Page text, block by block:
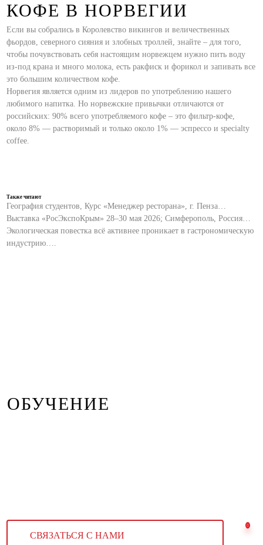
КОФЕ В НОРВЕГИИ
Если вы собрались в Королевство викингов и величественных
фьордов, северного сияния и злобных троллей, знайте – для того,
чтобы почувствовать себя настоящим норвежцем нужно пить воду
из-под крана и много молока, есть ракфиск и форикол и запивать все
это большим количеством кофе.
Норвегия является одним из лидеров по употреблению нашего
любимого напитка. Но норвежские привычки отличаются от
российских: 90% всего употребляемого кофе – это фильтр-кофе,
около 8% — растворимый и только около 1% — эспрессо и specialty
coffee.
Также читают
География студентов, Курс «Менеджер ресторана», г. Пенза…
Выставка «РосЭкспоКрым» 28–30 мая 2026; Симферополь, Россия…
Экологическая повестка всё активнее проникает в гастрономическую
индустрию….
ОБУЧЕНИЕ
СВЯЗАТЬСЯ С НАМИ